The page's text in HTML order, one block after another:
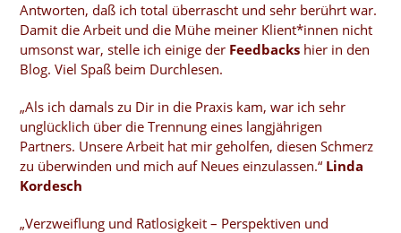
Antworten, daß ich total überrascht und sehr berührt war.
Damit die Arbeit und die Mühe meiner Klient*innen nicht
umsonst war, stelle ich einige der Feedbacks hier in den
Blog. Viel Spaß beim Durchlesen.
„Als ich damals zu Dir in die Praxis kam, war ich sehr
unglücklich über die Trennung eines langjährigen
Partners. Unsere Arbeit hat mir geholfen, diesen Schmerz
zu überwinden und mich auf Neues einzulassen.“ Linda
Kordesch
„Verzweiflung und Ratlosigkeit – Perspektiven und